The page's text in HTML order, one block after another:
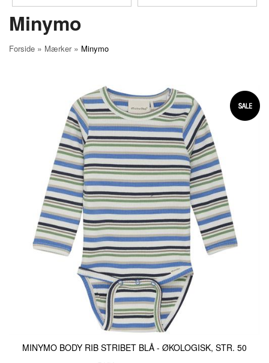
FORSIDE OM UNIK KIDS
KØBSINFO
Minymo
Forside » Mærker» Minymo
MINYMO BODY RIB STRIBET BLÅ - ØKOLOGISK, STR. 50